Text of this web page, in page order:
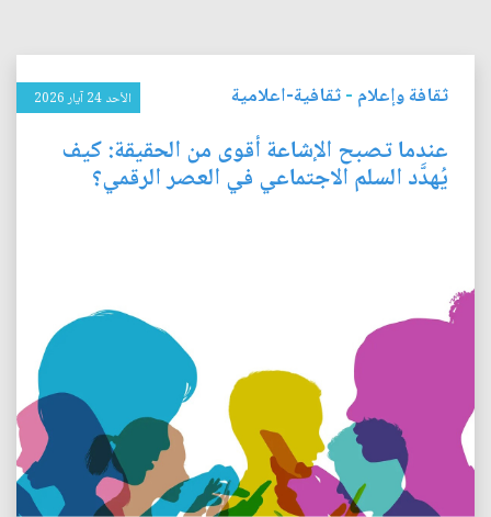
ثقافة وإعلام -ثقافية-اعلامية الأحد 24 آيار 2026
عندما تصبح الإشاعة أقوى من الحقيقة: كيف
يُهدَّد السلم الاجتماعي في العصر الرقمي؟